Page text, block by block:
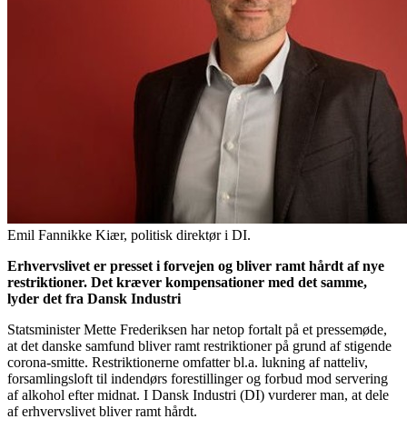
Emil Fannikke Kiær, politisk direktør i DI.
Erhvervslivet er presset i forvejen og bliver ramt hårdt af nye
restriktioner. Det kræver kompensationer med det samme,
lyder det fra Dansk Industri
Statsminister Mette Frederiksen har netop fortalt på et pressemøde,
at det danske samfund bliver ramt restriktioner på grund af stigende
corona-smitte. Restriktionerne omfatter bl.a. lukning af natteliv,
forsamlingsloft til indendørs forestillinger og forbud mod servering
af alkohol efter midnat. I Dansk Industri (DI) vurderer man, at dele
af erhvervslivet bliver ramt hårdt.